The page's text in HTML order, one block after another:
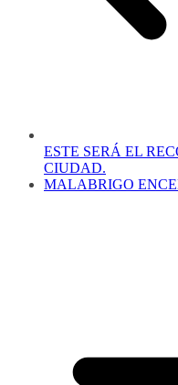
ESTE SERÁ EL
CIUDAD.
MALABRIGO